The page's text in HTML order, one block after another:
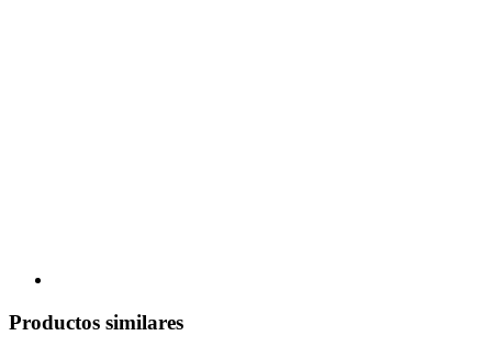
Productos similares